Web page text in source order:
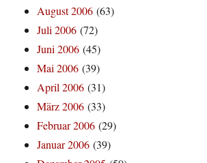
August 2006 (63)
Juli 2006 (72)
Juni 2006 (45)
Mai 2006 (39)
April 2006 (31)
März 2006 (33)
Februar 2006 (29)
Januar 2006 (39)